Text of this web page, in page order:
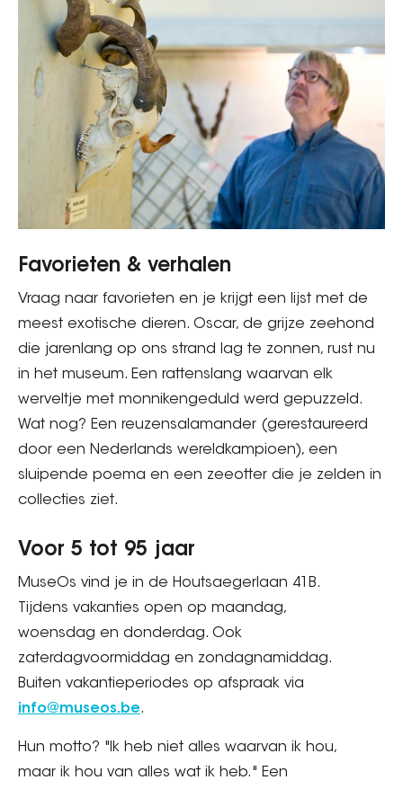
Favorieten & verhalen
Vraag naar favorieten en je krijgt een lijst met de
meest exotische dieren. Oscar, de grijze zeehond
die jarenlang op ons strand lag te zonnen, rust nu
in het museum. Een rattenslang waarvan elk
werveltje met monnikengeduld werd gepuzzeld.
Wat nog? Een reuzensalamander (gerestaureerd
door een Nederlands wereldkampioen), een
sluipende poema en een zeeotter die je zelden in
collecties ziet.
Voor 5 tot 95 jaar
MuseOs vind je in de Houtsaegerlaan 41B.
Tijdens vakanties open op maandag,
woensdag en donderdag. Ook
zaterdagvoormiddag en zondagnamiddag.
Buiten vakantieperiodes op afspraak via
info@museos.be.
Hun motto? "Ik heb niet alles waarvan ik hou,
maar ik hou van alles wat ik heb." Een